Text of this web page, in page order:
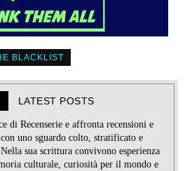
BLACKLIST
LATEST POSTS
di Recenserie e affronta recensioni e
uno sguardo colto, stratificato e
sua scrittura convivono esperienza
culturale, curiosità per il mondo e